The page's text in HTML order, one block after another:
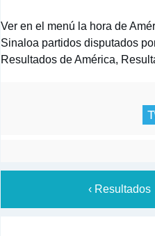
Ver en el menú la hora de
Sinaloa partidos disputados
Resultados de América,
‹ Resultados